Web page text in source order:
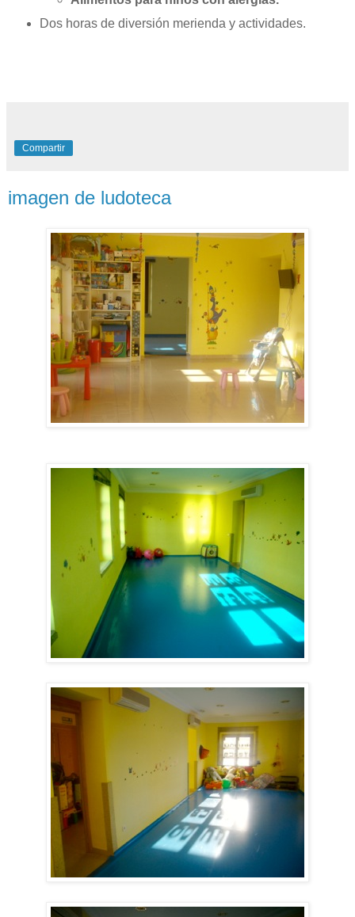
Dos horas de diversión merienda y actividades.
Compartir
imagen de ludoteca